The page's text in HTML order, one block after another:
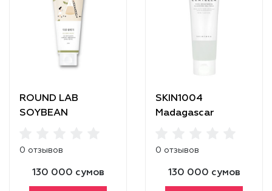
ROUND LAB
SOYBEAN
0 отзывов
130 000 сумов
SKIN1004
Madagascar
0 отзывов
130 000 сумов